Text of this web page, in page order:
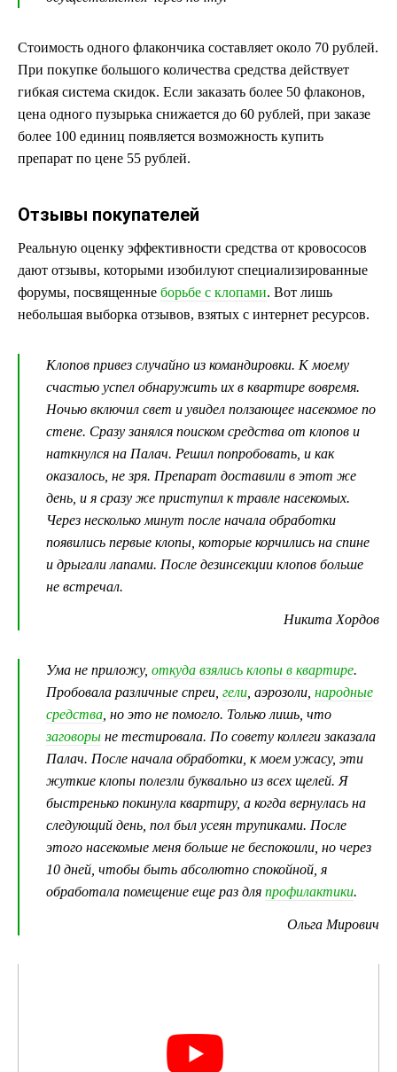
Стоимость одного флакончика составляет около 70 рублей.
При покупке большого количества средства действует
гибкая система скидок. Если заказать более 50 флаконов,
цена одного пузырька снижается до 60 рублей, при заказе
более 100 единиц появляется возможность купить
препарат по цене 55 рублей.
Отзывы покупателей
Реальную оценку эффективности средства от кровососов
дают отзывы, которыми изобилуют специализированные
форумы, посвященные борьбе с клопами. Вот лишь
небольшая выборка отзывов, взятых с интернет ресурсов.
Клопов привез случайно из командировки. К моему
счастью успел обнаружить их в квартире вовремя.
Ночью включил свет и увидел ползающее насекомое по
стене. Сразу занялся поиском средства от клопов и
наткнулся на Палач. Решил попробовать, и как
оказалось, не зря. Препарат доставили в этот же
день, и я сразу же приступил к травле насекомых.
Через несколько минут после начала обработки
появились первые клопы, которые корчились на спине
и дрыгали лапами. После дезинсекции клопов больше
не встречал.
Никита Хордов
Ума не приложу, откуда взялись клопы в квартире.
Пробовала различные спреи, гели , аэрозоли, народные
средства , но это не помогло. Только лишь, что
заговоры не тестировала. По совету коллеги заказала
Палач. После начала обработки, к моем ужасу, эти
жуткие клопы полезли буквально из всех щелей. Я
быстренько покинула квартиру, а когда вернулась на
следующий день, пол был усеян трупиками. После
этого насекомые меня больше не беспокоили, но через
10 дней, чтобы быть абсолютно спокойной, я
обработала помещение еще раз для профилактики.
Ольга Мирович